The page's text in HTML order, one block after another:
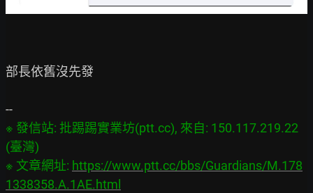
部長依舊沒先發
※ 發信站: 批踢踢實業坊(ptt.cc), 來自: 150.117.219.22
(臺灣)
※ 文章網址: https://www.ptt.cc/bbs/Guardians/M.178
1338358.A.1AE.html